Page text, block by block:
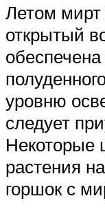
Летом
открытый
уровню
следует
Некоторые
растения
горшок с